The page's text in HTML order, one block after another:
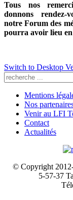
Tous nos
donnons rendez-
notre Forum des
pourra avoir lieu
Switch to Desktop
Mentions
Nos
Venir au LFI
Contact
Actualités
© Copyright
5-57-37